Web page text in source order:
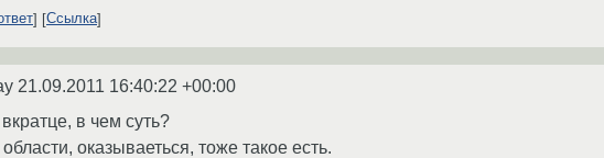
Ссылка
21.09.2011 16:40:22 +00:00
в чем суть?
оказываеться, тоже такое есть.